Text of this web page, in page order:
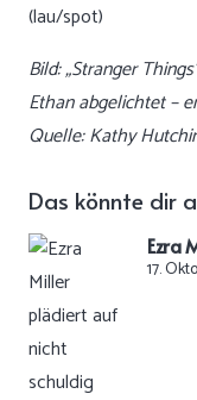
(lau/spot)
Bild: „Stranger
Ethan abgelichtet –
Quelle: Kathy
Das könnte dir
Ezra
17.